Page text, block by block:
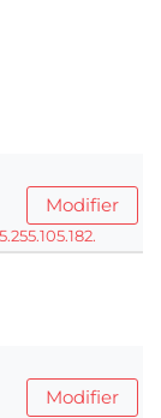
Modifier
Modifier